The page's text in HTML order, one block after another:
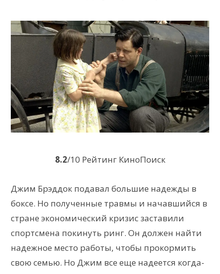
8.2/10 Рейтинг КиноПоиск
Джим Брэддок подавал большие надежды в
боксе. Но полученные травмы и начавшийся в
стране экономический кризис заставили
спортсмена покинуть ринг. Он должен найти
надежное место работы, чтобы прокормить
свою семью. Но Джим все еще надеется когда-